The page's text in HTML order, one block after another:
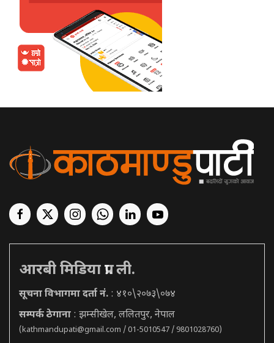
आरबी मिडिया प्रा. ली.
सूचना विभागमा दर्ता नं. : ४१०\२०७३\०७४
सम्पर्क ठेगाना : झम्सीखेल, ललितपुर, नेपाल
(kathmandupati@gmail.com / 01-5010547 / 9801028760)